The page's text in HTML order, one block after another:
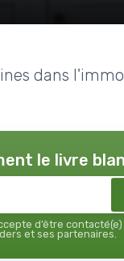
dans
le livre
d’être
et ses partenaires.